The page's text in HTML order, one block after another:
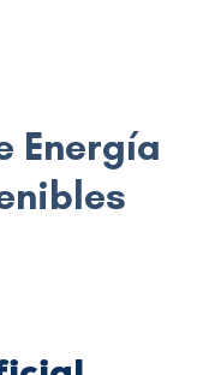
Energía